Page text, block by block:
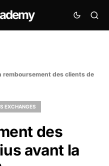
remboursement des clients de
EXCHANGES
des
avant la